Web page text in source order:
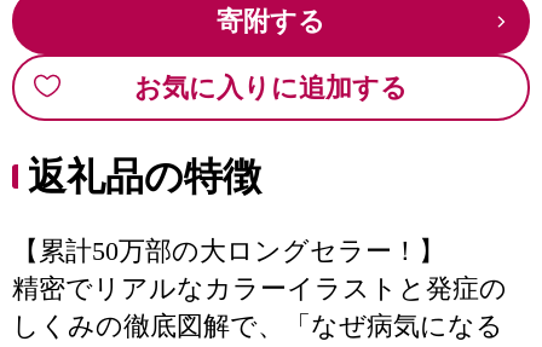
寄附する
お気に入りに追加する
返礼品の特徴
【累計50万部の大ロングセラー！】
精密でリアルなカラーイラストと発症の
しくみの徹底図解で、「なぜ病気になる